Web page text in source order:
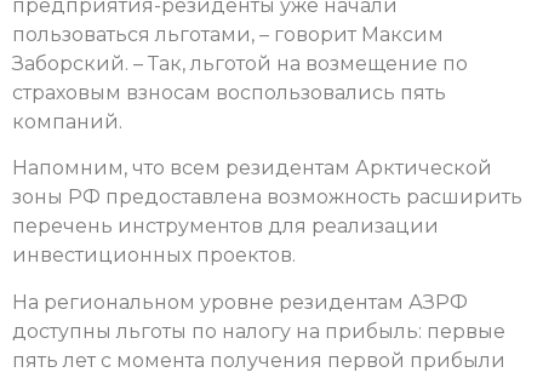
предприятия-резиденты уже начали
пользоваться льготами, – говорит Максим
Заборский. – Так, льготой на возмещение по
страховым взносам воспользовались пять
компаний.
Напомним, что всем резидентам Арктической
зоны РФ предоставлена возможность расширить
перечень инструментов для реализации
инвестиционных проектов.
На региональном уровне резидентам АЗРФ
доступны льготы по налогу на прибыль: первые
пять лет с момента получения первой прибыли